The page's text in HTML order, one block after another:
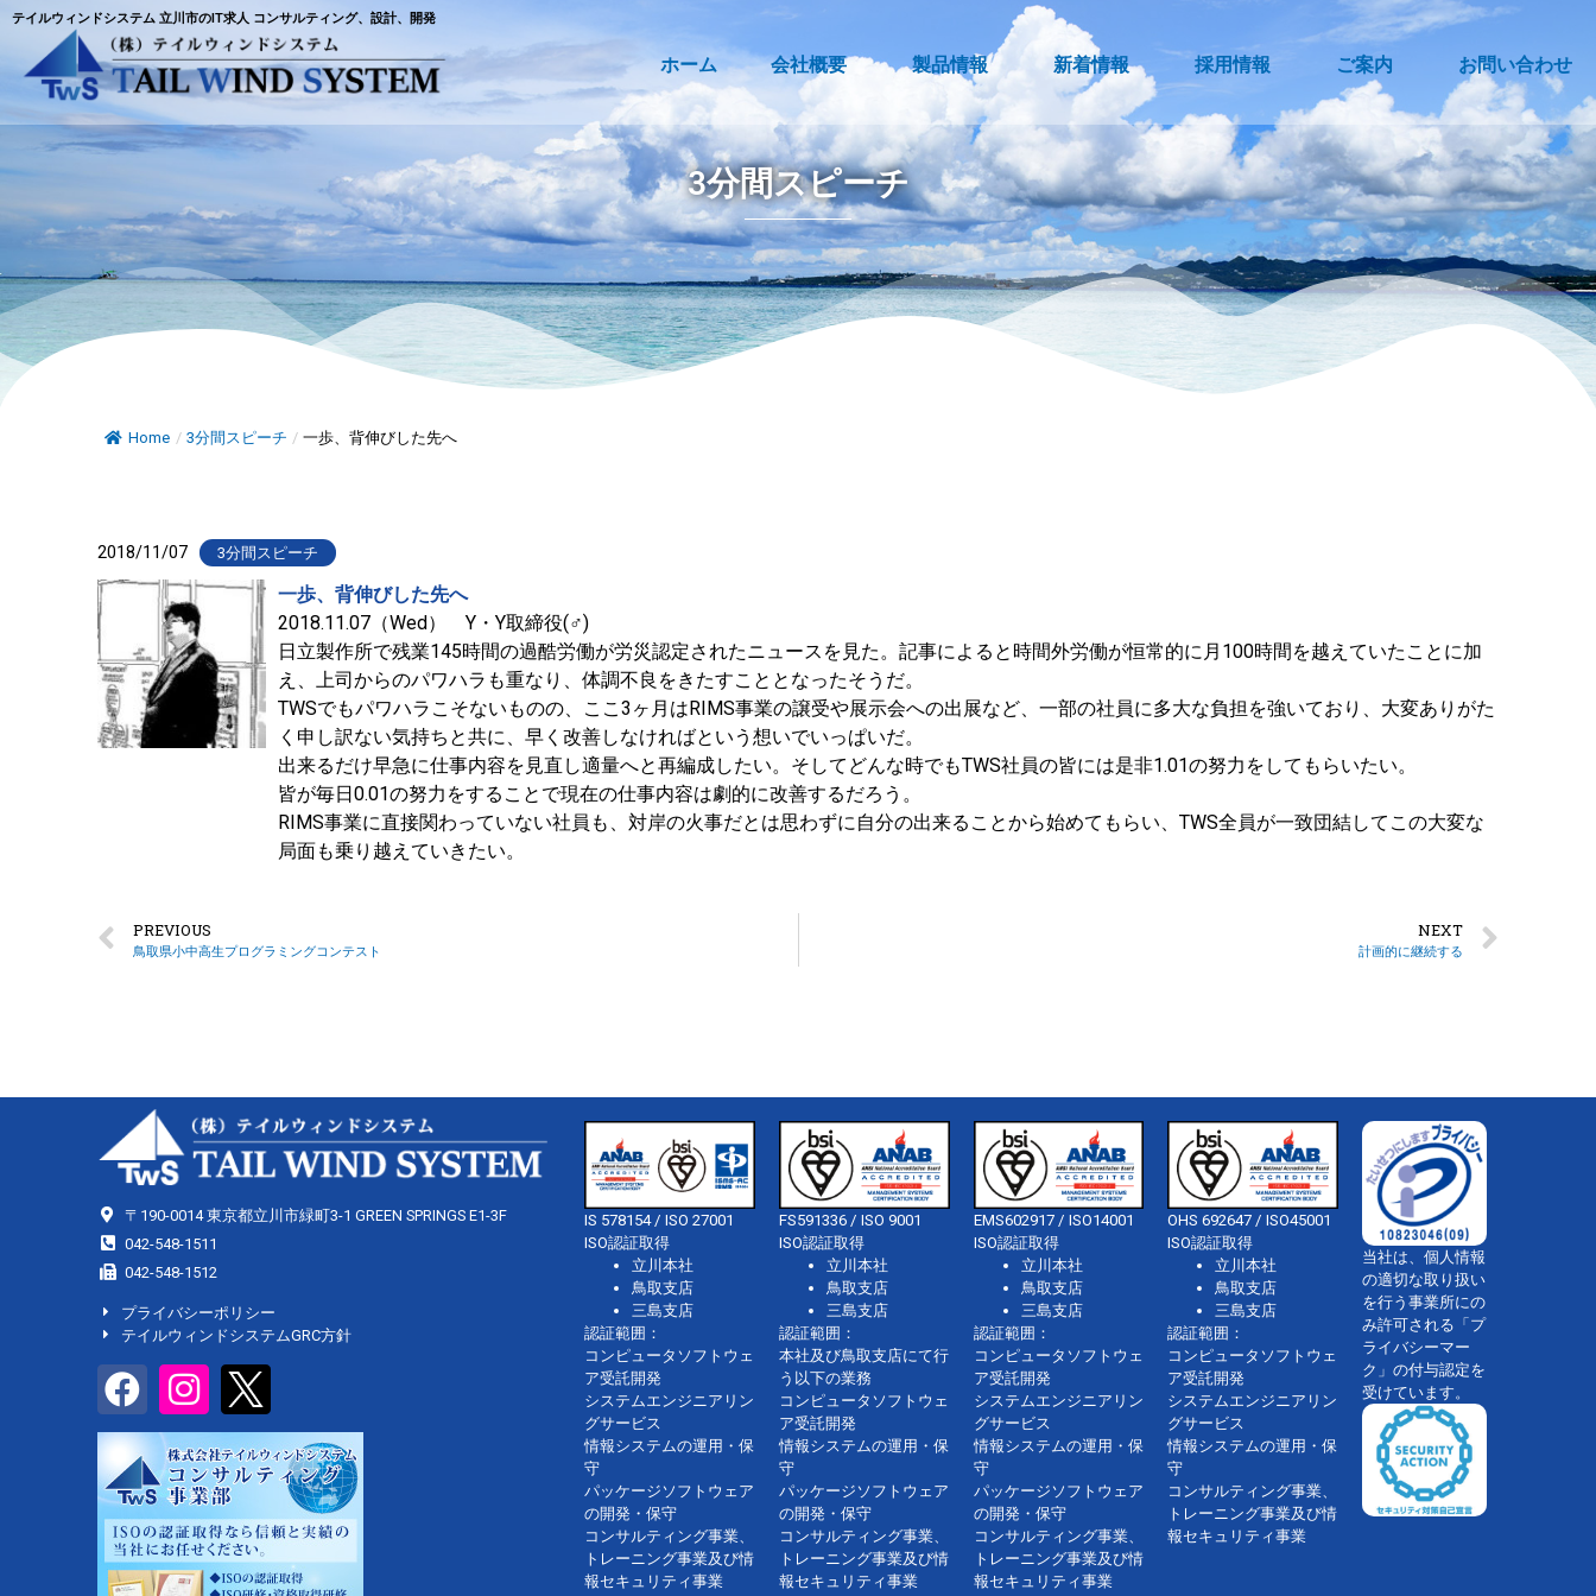
テイルウィンドシステム 立川市のIT求人 コンサルティング、設計、開発
ホーム 会社概要 製品情報 新着情報 採用情報 ご案内 お問い合わせ
3分間スピーチ
Home / 3分間スピーチ / 一歩、背伸びした先へ
2018/11/07 3分間スピーチ
一歩、背伸びした先へ
2018.11.07（Wed） Y・Y取締役(♂)
日立製作所で残業145時間の過酷労働が労災認定されたニュースを見た。記事によると時間外労働が恒常的に月100時間を越えていたことに加
え、上司からのパワハラも重なり、体調不良をきたすこととなったそうだ。
TWSでもパワハラこそないものの、ここ3ヶ月はRIMS事業の譲受や展示会への出展など、一部の社員に多大な負担を強いており、大変ありがた
く申し訳ない気持ちと共に、早く改善しなければという想いでいっぱいだ。
出来るだけ早急に仕事内容を見直し適量へと再編成したい。そしてどんな時でもTWS社員の皆には是非1.01の努力をしてもらいたい。
皆が毎日0.01の努力をすることで現在の仕事内容は劇的に改善するだろう。
RIMS事業に直接関わっていない社員も、対岸の火事だとは思わずに自分の出来ることから始めてもらい、TWS全員が一致団結してこの大変な
局面も乗り越えていきたい。
PREVIOUS
鳥取県小中高生プログラミングコンテスト
NEXT
計画的に継続する
〒190-0014 東京都立川市緑町3-1 GREEN SPRINGS E1-3F
042-548-1511
042-548-1512
プライバシーポリシー
テイルウィンドシステムGRC方針
IS 578154 / ISO 27001
ISO認証取得
立川本社
鳥取支店
三島支店
認証範囲：
コンピュータソフトウェ
ア受託開発
システムエンジニアリン
グサービス
情報システムの運用・保
守
パッケージソフトウェア
の開発・保守
コンサルティング事業、
トレーニング事業及び情
報セキュリティ事業
FS591336 / ISO 9001
ISO認証取得
立川本社
鳥取支店
三島支店
認証範囲：
本社及び鳥取支店にて行
う以下の業務
コンピュータソフトウェ
ア受託開発
情報システムの運用・保
守
パッケージソフトウェア
の開発・保守
コンサルティング事業、
トレーニング事業及び情
報セキュリティ事業
EMS602917 / ISO14001
ISO認証取得
立川本社
鳥取支店
三島支店
認証範囲：
コンピュータソフトウェ
ア受託開発
システムエンジニアリン
グサービス
情報システムの運用・保
守
パッケージソフトウェア
の開発・保守
コンサルティング事業、
トレーニング事業及び情
報セキュリティ事業
OHS 692647 / ISO45001
ISO認証取得
立川本社
鳥取支店
三島支店
認証範囲：
コンピュータソフトウェ
ア受託開発
システムエンジニアリン
グサービス
情報システムの運用・保
守
コンサルティング事業、
トレーニング事業及び情
報セキュリティ事業
当社は、個人情報
の適切な取り扱い
を行う事業所にの
み許可される「プ
ライバシーマー
ク」の付与認定を
受けています。